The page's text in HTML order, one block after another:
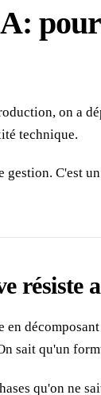
on a
technique.
gestion. C'est
résiste
en
sait qu'un
qu'on ne